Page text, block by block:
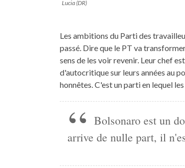
Lucia (DR)
Les ambitions du Parti des
passé. Dire que le PT va
sens de les voir revenir. Leur chef
d'autocritique sur leurs années au
honnêtes. C'est un parti en lequel
Bolsonaro est un
arrive de nulle part, il